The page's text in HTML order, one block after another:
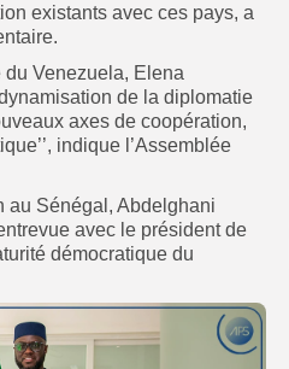
existants avec ces pays, a
du Venezuela, Elena
de la diplomatie
axes de coopération,
indique l’Assemblée
au Sénégal, Abdelghani
avec le président de
démocratique du